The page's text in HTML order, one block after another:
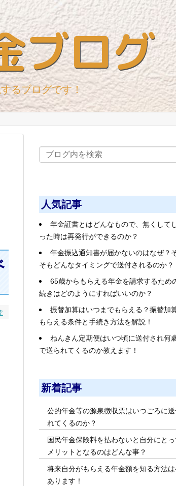
ブログ
るブログです！
人気記事
年金証書とはどんなもので、無くして
った時は再発行ができるのか？
年金振込通知書が届かないのはなぜ？
そもどんなタイミングで送付されるのか？
65歳からもらえる年金を請求するため
続きはどのようにすればいいのか？
振替加算はいつまでもらえる？振替加
もらえる条件と手続き方法を解説！
ねんきん定期便はいつ頃に送付され何
で送られてくるのか教えます！
新着記事
公的年金等の源泉徴収票はいつごろに送
れてくるのか？
国民年金保険料を払わないと自分にと
メリットとなるのはどんな事？
将来自分がもらえる年金額を知る方法
あります！